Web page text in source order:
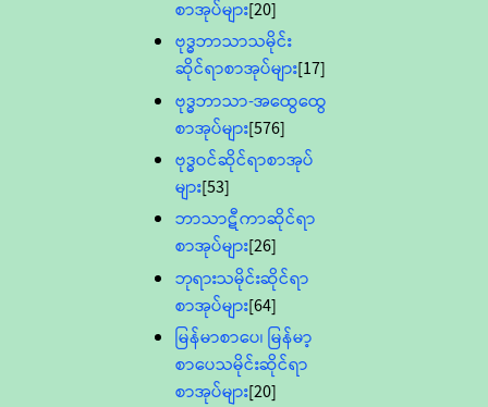
စာအုပ်များ[20]
ဗုဒ္ဓဘာသာသမိုင်း
ဆိုင်ရာစာအုပ်များ[17]
ဗုဒ္ဓဘာသာ-အထွေထွေ
စာအုပ်များ[576]
ဗုဒ္ဓဝင်ဆိုင်ရာစာအုပ်
များ[53]
ဘာသာဋီကာဆိုင်ရာ
စာအုပ်များ[26]
ဘုရားသမိုင်းဆိုင်ရာ
စာအုပ်များ[64]
မြန်မာစာပေ၊ မြန်မာ့
စာပေသမိုင်းဆိုင်ရာ
စာအုပ်များ[20]